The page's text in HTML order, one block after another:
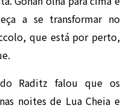
a se transformar no
que está por perto,
Raditz falou que os
noites de Lua Cheia e